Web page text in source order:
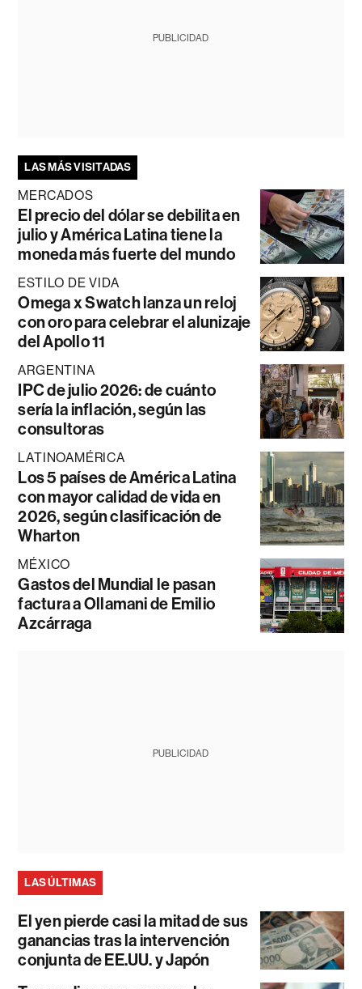
PUBLICIDAD
LAS MÁS VISITADAS
MERCADOS
El precio del dólar se debilita en
julio y América Latina tiene la
moneda más fuerte del mundo
ESTILO DE VIDA
Omega x Swatch lanza un reloj
con oro para celebrar el alunizaje
del Apollo 11
ARGENTINA
IPC de julio 2026: de cuánto
sería la inflación, según las
consultoras
LATINOAMÉRICA
Los 5 países de América Latina
con mayor calidad de vida en
2026, según clasificación de
Wharton
MÉXICO
Gastos del Mundial le pasan
factura a Ollamani de Emilio
Azcárraga
PUBLICIDAD
LAS ÚLTIMAS
El yen pierde casi la mitad de sus
ganancias tras la intervención
conjunta de EE.UU. y Japón